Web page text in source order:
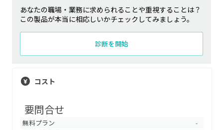
あなたの職場・業務に求められることや重視することは？
この製品が本当に相応しいかチェックしてみましょう。
診断を開始
コスト
要問合せ
無料プラン -